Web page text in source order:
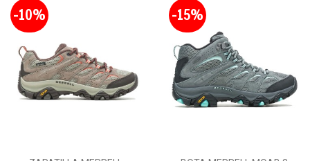
-10% -15%